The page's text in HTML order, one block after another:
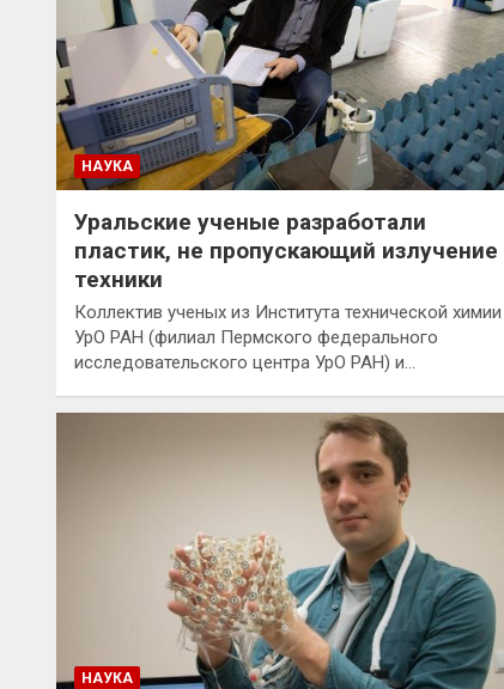
НАУКА
Уральские ученые разработали
пластик, не пропускающий излучение
техники
Коллектив ученых из Института технической химии
УрО РАН (филиал Пермского федерального
исследовательского центра УрО РАН) и…
НАУКА